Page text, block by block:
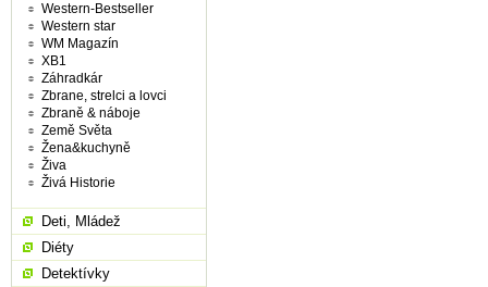
Western-Bestseller
Western star
WM Magazín
XB1
Záhradkár
Zbrane, strelci a lovci
Zbraně & náboje
Země Světa
Žena&kuchyně
Živa
Živá Historie
Deti, Mládež
Diéty
Detektívky